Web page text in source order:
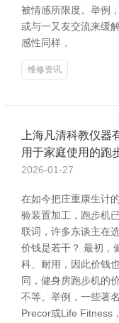
被情感所限度。举例
或与一又友交流来缓
感性同样，
维修资讯
上海凡清科教仪
用于家庭使用的跑
2026-01-27
在如今把庄重康生计
验装置加工，跑步机
联词，许多东谈主在
价钱是若干？ 最初，
科、耐用，因此价钱
同，健身房跑步机的
不等。举例，一些著
Precor或Life Fitness